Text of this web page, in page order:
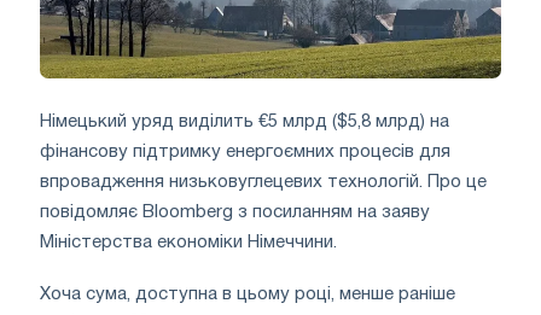
Німецький уряд виділить €5 млрд ($5,8 млрд) на
фінансову підтримку енергоємних процесів для
впровадження низьковуглецевих технологій. Про це
повідомляє Bloomberg з посиланням на заяву
Міністерства економіки Німеччини.
Хоча сума, доступна в цьому році, менше раніше